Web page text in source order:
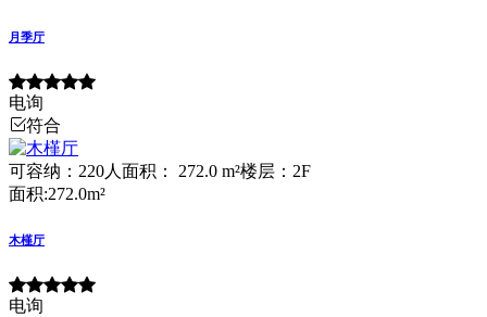
月季厅
电询
符合
可容纳：220人 面积： 272.0 m²楼层：2F
面积:272.0m²
木槿厅
电询